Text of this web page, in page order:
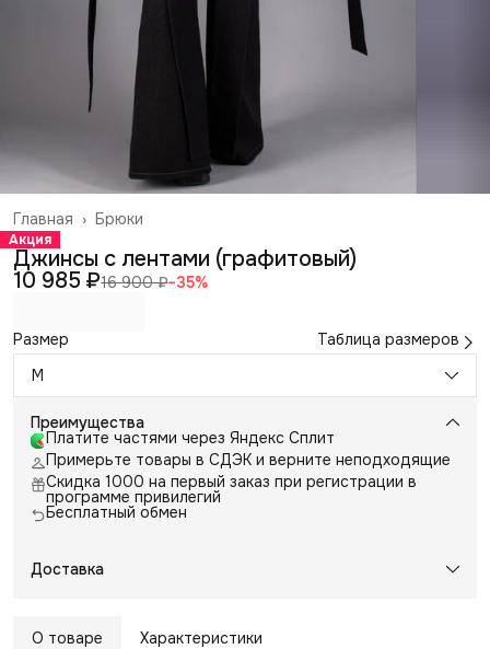
Брюки
Главная ›
Акция
Джинсы с лентами (графитовый)
10 985 ₽16 900 ₽−35%
Размер
Таблица размеров
M
Преимущества
Платите частями через Яндекс Сплит
Примерьте товары в СДЭК и верните неподходящие
Скидка 1000 на первый заказ при регистрации в
программе привилегий
Бесплатный обмен
Доставка
О товаре Характеристики